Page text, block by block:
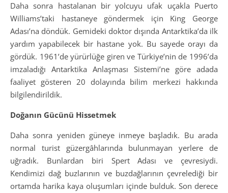
Daha sonra hastalanan bir yolcuyu ufak uçakla Puerto
Williams’taki hastaneye göndermek için King George
Adası’na döndük. Gemideki doktor dışında Antarktika’da ilk
yardım yapabilecek bir hastane yok. Bu sayede orayı da
gördük. 1961’de yürürlüğe giren ve Türkiye’nin de 1996’da
imzaladığı Antarktika Anlaşması Sistemi’ne göre adada
faaliyet gösteren 20 dolayında bilim merkezi hakkında
bilgilendirildik.
Doğanın Gücünü Hissetmek
Daha sonra yeniden güneye inmeye başladık. Bu arada
normal turist güzergâhlarında bulunmayan yerlere de
uğradık. Bunlardan biri Spert Adası ve çevresiydi.
Kendimizi dağ buzlarının ve buzdağlarının çevrelediği bir
ortamda harika kaya oluşumları içinde bulduk. Son derece